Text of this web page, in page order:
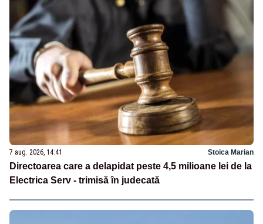
7 aug. 2026, 14:41 Stoica Marian
Directoarea care a delapidat peste 4,5 milioane lei de la
Electrica Serv - trimisă în judecată